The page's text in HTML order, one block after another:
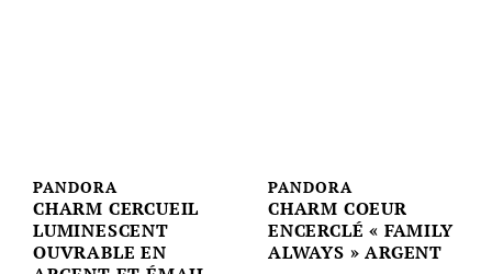
PANDORA
CHARM CERCUEIL
LUMINESCENT
OUVRABLE EN
PANDORA
CHARM COEUR
ENCERCLÉ « FAMILY
ALWAYS » ARGENT